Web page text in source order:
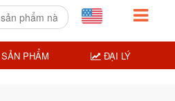
PHẨM ĐẠI LÝ